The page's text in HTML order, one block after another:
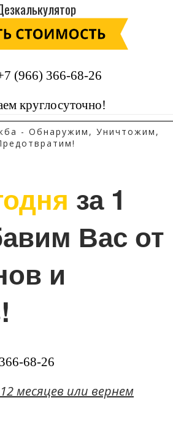
(966) 366-68-26
круглосуточно!
- Обнаружим, Уничтожим,
за 1
Вас от
и
68-26
месяцев или вернем